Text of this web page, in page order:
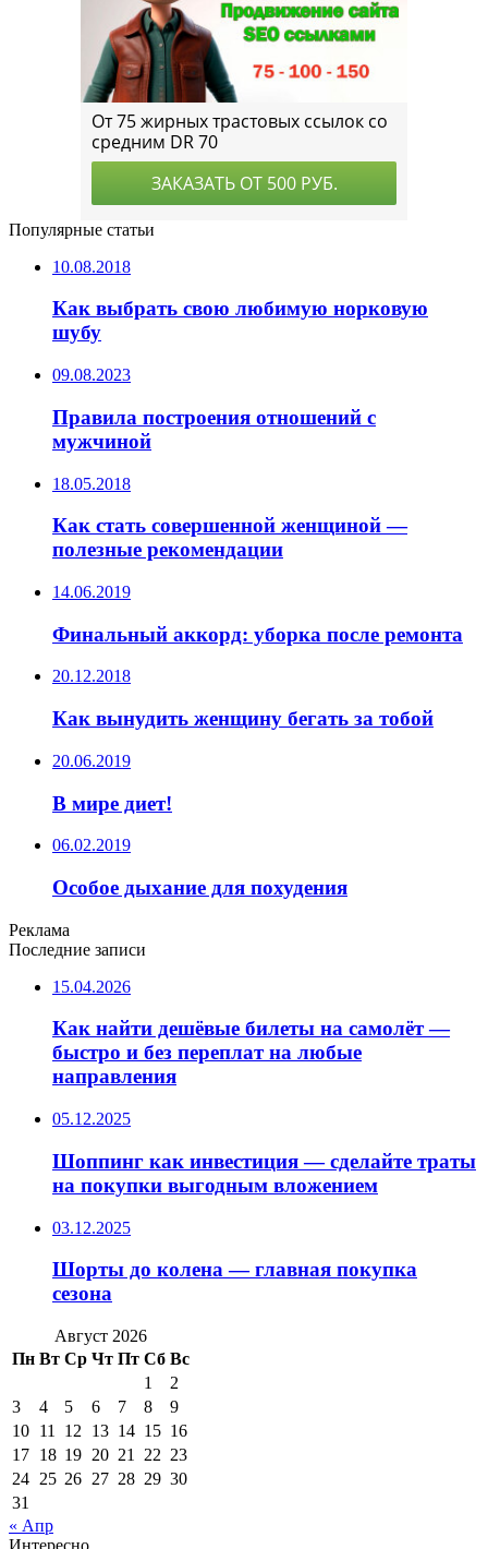
Популярные статьи
10.08.2018
Как выбрать свою любимую норковую
шубу
09.08.2023
Правила построения отношений с
мужчиной
18.05.2018
Как стать совершенной женщиной —
полезные рекомендации
14.06.2019
Финальный аккорд: уборка после ремонта
20.12.2018
Как вынудить женщину бегать за тобой
20.06.2019
В мире диет!
06.02.2019
Особое дыхание для похудения
Реклама
Последние записи
15.04.2026
Как найти дешёвые билеты на самолёт —
быстро и без переплат на любые
направления
05.12.2025
Шоппинг как инвестиция — сделайте траты
на покупки выгодным вложением
03.12.2025
Шорты до колена — главная покупка
сезона
Август 2026
Пн Вт Ср Чт Пт Сб Вс
1
2
3
4 5 6 7 8
9
10 11 12 13 14 15 16
17 18 19 20 21 22 23
24 25 26 27 28 29 30
31
« Апр
Интересно